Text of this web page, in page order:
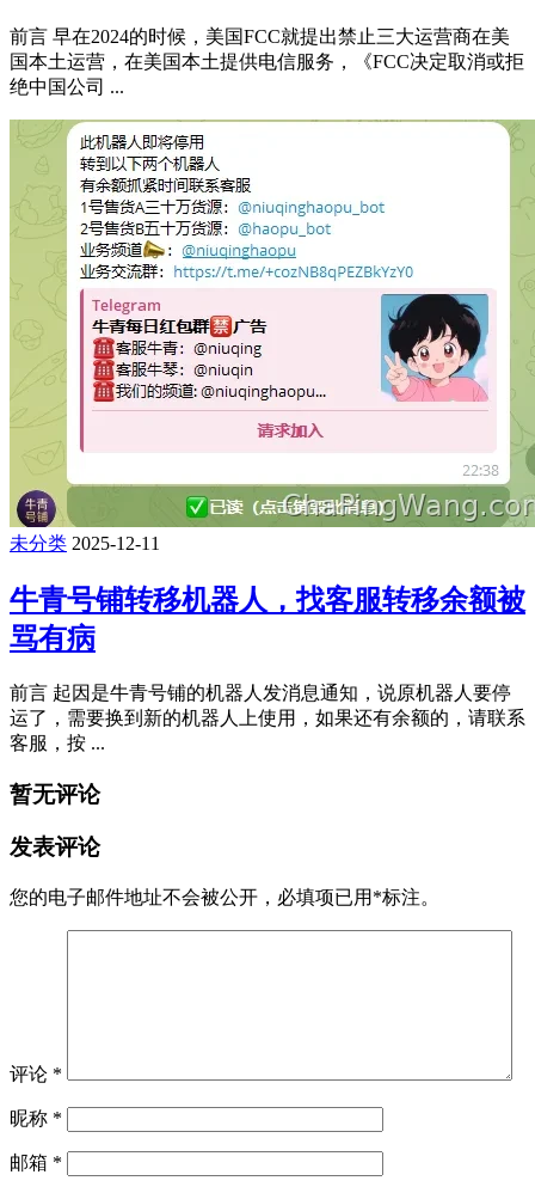
前言 早在2024的时候，美国FCC就提出禁止三大运营商在美
国本土运营，在美国本土提供电信服务，《FCC决定取消或拒
绝中国公司 ...
未分类 2025-12-11
牛青号铺转移机器人，找客服转移余额被
骂有病
前言 起因是牛青号铺的机器人发消息通知，说原机器人要停
运了，需要换到新的机器人上使用，如果还有余额的，请联系
客服，按 ...
暂无评论
发表评论
您的电子邮件地址不会被公开， 必填项已用 *标注。
评论 *
昵称 *
邮箱 *